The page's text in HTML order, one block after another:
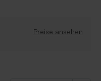
Preise ansehen